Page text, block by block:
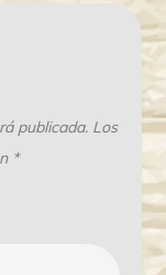
publicada. Los
*